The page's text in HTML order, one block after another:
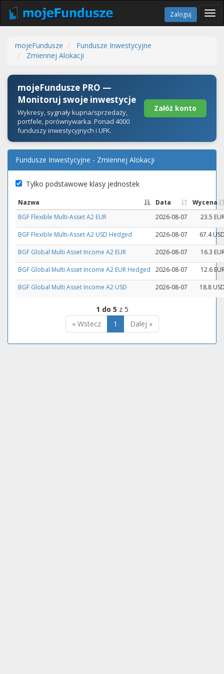
Zaloguj
mojeFundusze
Fundusze Inwestycyjne
Zmiennej Alokacji
mojeFundusze PRO —
Monitoruj swoje inwestycje
Wykresy, sygnały kupna/sprzedaży,
portfele, porównywarka. Ponad 4000
funduszy inwestycyjnych i UFK.
Załóż konto
Fundusze Inwestycyjne - Zmiennej Alokacji
Tylko podstawowe klasy jednostek
Nazwa Data
Wycena
BGF Flexible Multi-Asset A2 EUR
2026-08-07 23.5
BGF Flexible Multi-Asset A2 USD Hedged 2026-08-07 67.4
BGF Global Multi Asset Income A2 EUR 2026-08-07 16.3
BGF Global Multi Asset Income A2 EUR Hedged 2026-08-07 12.6
BGF Global Multi Asset Income A2 USD 2026-08-07 18.8
1 do 5 z 5
« Wstecz
1 Dalej »